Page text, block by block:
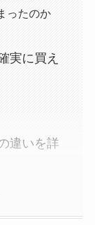
ったのか
実に買え
違いを詳